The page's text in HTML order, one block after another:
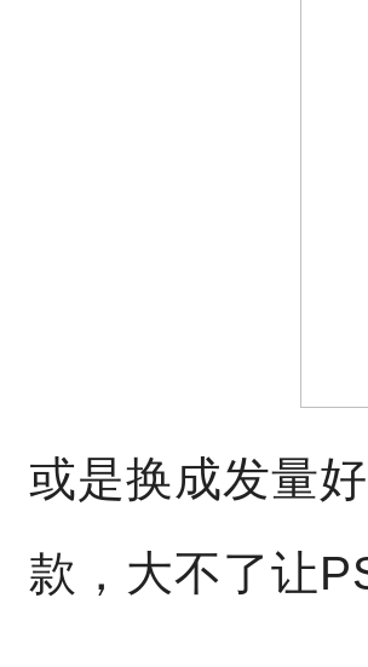
或是换成发量
款，大不了让